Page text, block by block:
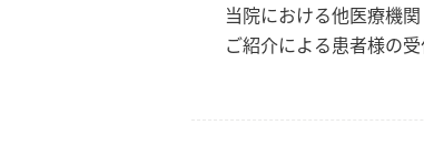
当院における他医療機
ご紹介による患者様の